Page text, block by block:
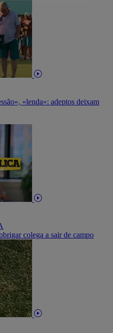
«lenda»: adeptos deixam
colega a sair de campo